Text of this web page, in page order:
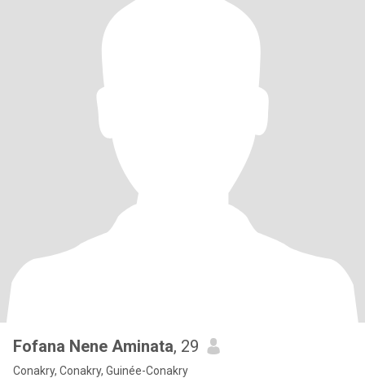
Fofana Nene Aminata, 29
Conakry, Conakry, Guinée-Conakry